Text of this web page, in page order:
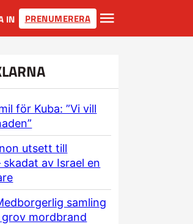
IN PRENUMERERA
för Kuba: ”Vi vill
utsett till
skadat av Israel en
samling
mordbrand